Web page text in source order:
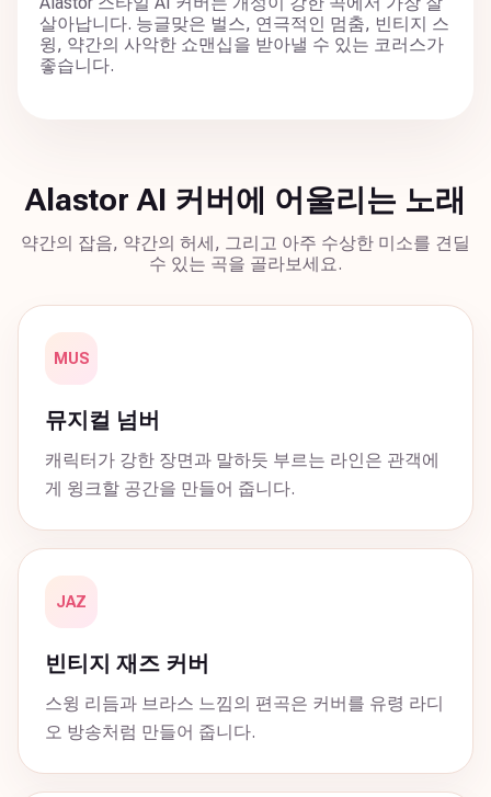
살아납니다. 능글맞은 벌스, 연극적인 멈춤, 빈티지 스
윙, 약간의 사악한 쇼맨십을 받아낼 수 있는 코러스가
좋습니다.
Alastor AI 커버에 어울리는 노래
약간의 잡음, 약간의 허세, 그리고 아주 수상한 미소를 견딜
수 있는 곡을 골라보세요.
MUS
뮤지컬 넘버
캐릭터가 강한 장면과 말하듯 부르는 라인은 관객에
게 윙크할 공간을 만들어 줍니다.
JAZ
빈티지 재즈 커버
스윙 리듬과 브라스 느낌의 편곡은 커버를 유령 라디
오 방송처럼 만들어 줍니다.